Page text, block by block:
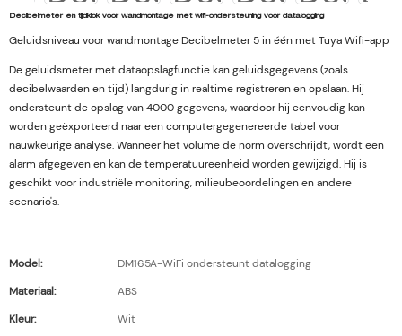
Decibelmeter en tijdklok voor wandmontage met wifi-ondersteuning voor datalogging
Geluidsniveau voor wandmontage Decibelmeter 5 in één met Tuya Wifi-app
De geluidsmeter met dataopslagfunctie kan geluidsgegevens (zoals
decibelwaarden en tijd) langdurig in realtime registreren en opslaan. Hij
ondersteunt de opslag van 4000 gegevens, waardoor hij eenvoudig kan
worden geëxporteerd naar een computergegenereerde tabel voor
nauwkeurige analyse. Wanneer het volume de norm overschrijdt, wordt een
alarm afgegeven en kan de temperatuureenheid worden gewijzigd. Hij is
geschikt voor industriële monitoring, milieubeoordelingen en andere
scenario's.
Model:
DM165A-WiFi ondersteunt datalogging
Materiaal:
ABS
Kleur:
Wit